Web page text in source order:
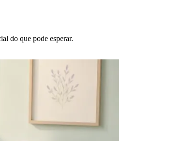
do que pode esperar.